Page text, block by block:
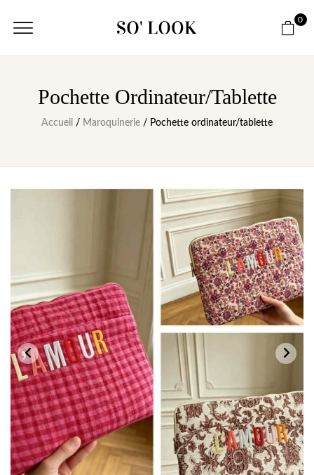
0
Pochette Ordinateur/tablette
Accueil / Maroquinerie / Pochette ordinateur/tablette